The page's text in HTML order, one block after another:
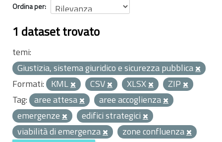
Ordina per
1 dataset trovato
temi:
Giustizia, sistema giuridico e sicurezza pubblica
Formati: KML CSV XLSX
ZIP
Tag: aree attesa
aree accoglienza
emergenze
edifici strategici
viabilità di emergenza
zone confluenza